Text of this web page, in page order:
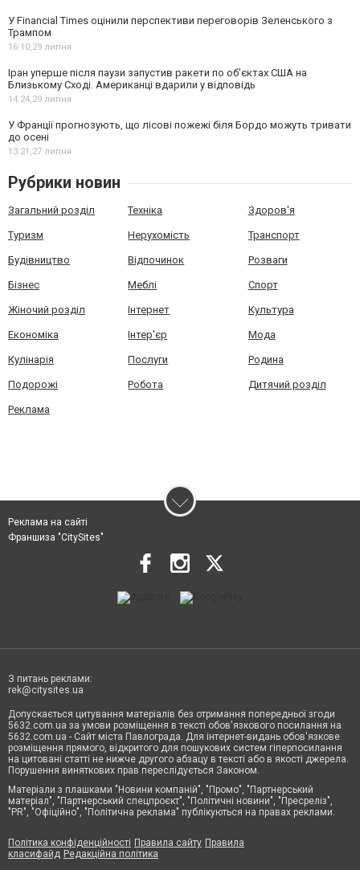
У Financial Times оцінили перспективи переговорів Зеленського з
Трампом
16:10,29 липня
Іран уперше після паузи запустив ракети по обʼєктах США на
Близькому Сході. Американці вдарили у відповідь
14:24,29 липня
У Франції прогнозують, що лісові пожежі біля Бордо можуть тривати
до осені
13:21,27 липня
Рубрики новин
Загальний розділ Техніка Здоров'я
Туризм Нерухомість Транспорт
Будівництво Відпочинок Розваги
Бізнес Меблі Спорт
Жіночий розділ Інтернет Культура
Економіка Інтер'єр Мода
Кулінарія Послуги Родина
Подорожі Робота Дитячий розділ
Реклама
Реклама на сайті
Франшиза "CitySites"
З питань реклами:
rek@citysites.ua
Допускається цитування матеріалів без отримання попередньої згоди
5632.com.ua за умови розміщення в тексті обов'язкового посилання на
5632.com.ua - Сайт міста Павлограда. Для інтернет-видань обов'язкове
розміщення прямого, відкритого для пошукових систем гіперпосилання
на цитовані статті не нижче другого абзацу в тексті або в якості джерела.
Порушення виняткових прав переслідується Законом.
Матеріали з плашками "Новини компаній", "Промо", "Партнерський
матеріал", "Партнерський спецпроєкт", "Політичні новини", "Пресреліз",
"PR", "Офіційно", "Політична реклама" публікуються на правах реклами.
Політика конфіденційності Правила сайту Правила
класифайд Редакційна політика